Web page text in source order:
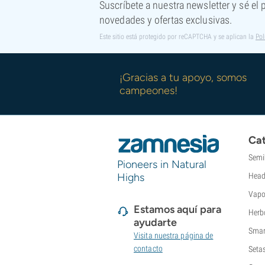
Pyramid Seeds
Rare Dankness
Reggae Seeds
Resin Seeds
Royal Queen Seeds
Sagarmatha Seeds
Samsara Seeds
Sensation Seeds
Sensi Seeds
Serious Seeds
Silent Seeds
Soma Seeds
Spliff Seeds
Strain Hunters
Sumo Seeds
Suscríbete a nuestra newsletter y sé el
novedades y ofertas exclusivas.
Este sitio está protegido por reCAPTCHA y se aplican la
¡Gracias a tu apoyo, somos
campeones!
Pioneers in Natural
Highs
Estamos aquí para
ayudarte
Visita nuestra página de
contacto